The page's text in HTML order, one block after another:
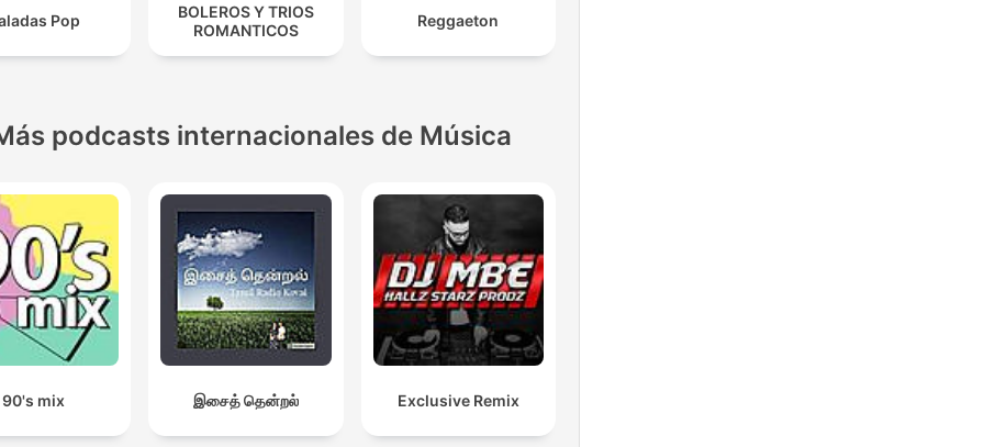
Pop
BOLEROS Y TRIOS
ROMANTICOS
Reggaeton
podcasts internacionales de Música
90's mix இசைத் தென்றல் Exclusive Remix